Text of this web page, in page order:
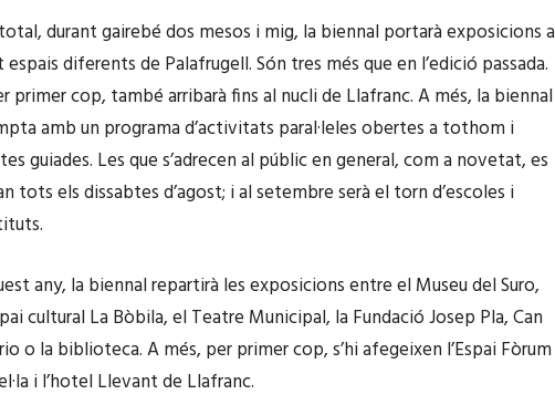
durant gairebé dos mesos i mig, la biennal portarà exposicions a
diferents de Palafrugell. Són tres més que en l’edició passada.
primer cop, també arribarà fins al nucli de Llafranc. A més, la biennal
amb un programa d’activitats paral·leles obertes a tothom i
guiades. Les que s’adrecen al públic en general, com a novetat, es
tots els dissabtes d’agost; i al setembre serà el torn d’escoles i
any, la biennal repartirà les exposicions entre el Museu del Suro,
cultural La Bòbila, el Teatre Municipal, la Fundació Josep Pla, Can
o la biblioteca. A més, per primer cop, s’hi afegeixen l’Espai Fòrum
i l’hotel Llevant de Llafranc.